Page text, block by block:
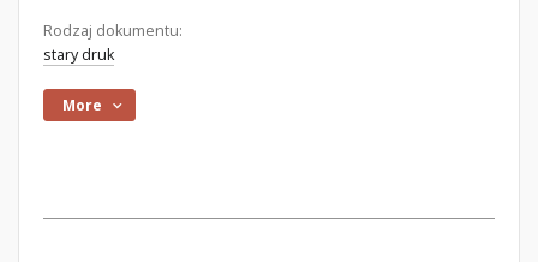
Rodzaj dokumentu:
stary druk
More